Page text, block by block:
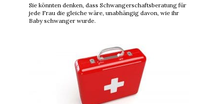
Sie könnten denken, dass Schwangerschaftsberatung für
jede Frau die gleiche wäre, unabhängig davon, wie ihr
Baby schwanger wurde.